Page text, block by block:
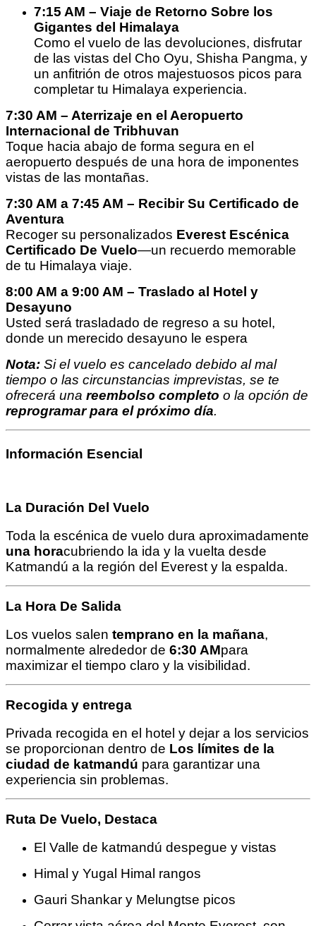
7:15 AM – Viaje de Retorno Sobre los
Gigantes del Himalaya
Como el vuelo de las devoluciones, disfrutar
de las vistas del Cho Oyu, Shisha Pangma, y
un anfitrión de otros majestuosos picos para
completar tu Himalaya experiencia.
7:30 AM – Aterrizaje en el Aeropuerto
Internacional de Tribhuvan
Toque hacia abajo de forma segura en el
aeropuerto después de una hora de imponentes
vistas de las montañas.
7:30 AM a 7:45 AM – Recibir Su Certificado de
Aventura
Recoger su personalizados Everest Escénica
Certificado De Vuelo—un recuerdo memorable
de tu Himalaya viaje.
8:00 AM a 9:00 AM – Traslado al Hotel y
Desayuno
Usted será trasladado de regreso a su hotel,
donde un merecido desayuno le espera
Nota: Si el vuelo es cancelado debido al mal
tiempo o las circunstancias imprevistas, se te
ofrecerá una reembolso completo o la opción de
reprogramar para el próximo día.
Información Esencial
La Duración Del Vuelo
Toda la escénica de vuelo dura aproximadamente
una horacubriendo la ida y la vuelta desde
Katmandú a la región del Everest y la espalda.
La Hora De Salida
Los vuelos salen temprano en la mañana,
normalmente alrededor de 6:30 AMpara
maximizar el tiempo claro y la visibilidad.
Recogida y entrega
Privada recogida en el hotel y dejar a los servicios
se proporcionan dentro de Los límites de la
ciudad de katmandú para garantizar una
experiencia sin problemas.
Ruta De Vuelo, Destaca
El Valle de katmandú despegue y vistas
Himal y Yugal Himal rangos
Gauri Shankar y Melungtse picos